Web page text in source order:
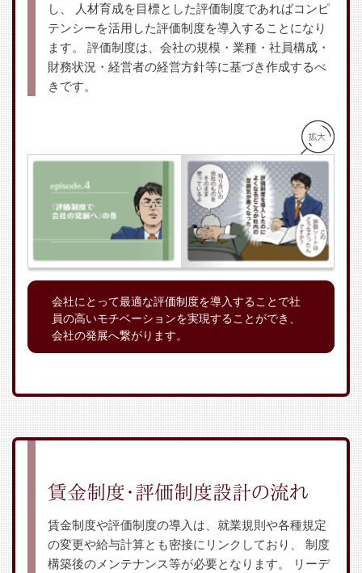
し、
人材育成を目標とした評価制度であればコンピ
テンシーを活用した評価制度を導入することになり
ます。
評価制度は、会社の規模・業種・社員構成・
財務状況・経営者の経営方針等に基づき作成するべ
きです。
会社にとって最適な評価制度を導入することで社
員の高いモチベーションを実現することができ、
会社の発展へ繋がります。
賃金制度・評価制度設計の流れ
賃金制度や評価制度の導入は、就業規則や各種規定
の変更や給与計算とも密接にリンクしており、
制度
構築後のメンテナンス等が必要となります。
リーデ